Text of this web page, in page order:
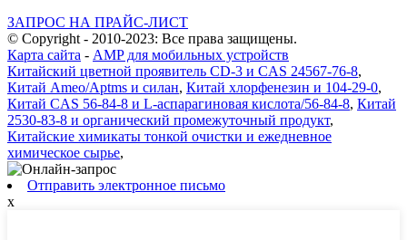
ЗАПРОС НА ПРАЙС-ЛИСТ
© Copyright - 2010-2023: Все права защищены.
Карта сайта - AMP для мобильных устройств
Китайский цветной проявитель CD-3 и CAS 24567-76-8,
Китай Ameo/Aptms и силан, Китай хлорфенезин и 104-29-0,
Китай CAS 56-84-8 и L-аспарагиновая кислота/56-84-8, Китай
2530-83-8 и органический промежуточный продукт,
Китайские химикаты тонкой очистки и ежедневное
химическое сырье,
Отправить электронное письмо
x